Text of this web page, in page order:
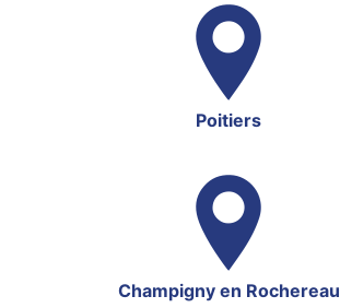
Poitiers
Champigny en Rochereau